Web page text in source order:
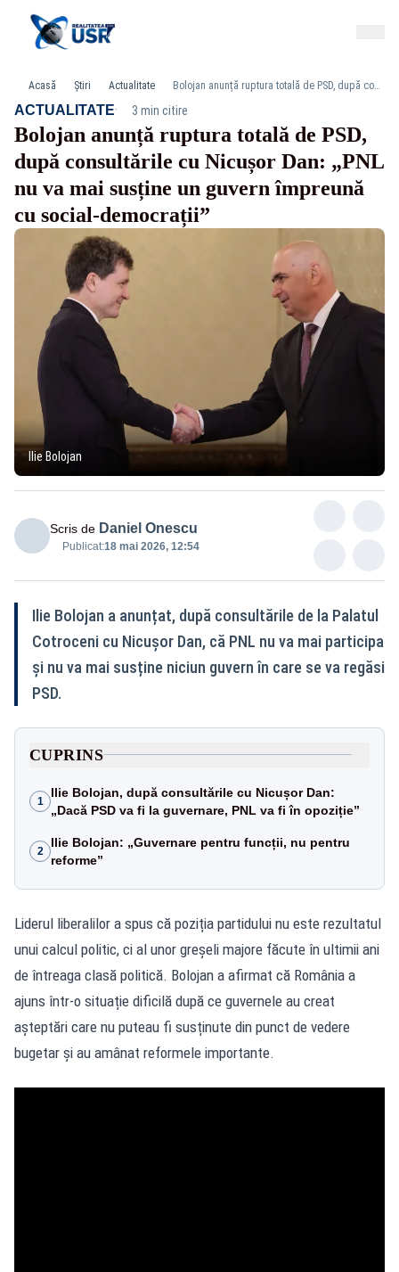
Acasă Știri Actualitate Bolojan anunță ruptura totală de PSD, după consultările cu Nicușor Dan: „PNL nu va mai susține un guvern împreună cu social-democrații”
ACTUALITATE· 3 min citire
Bolojan anunță ruptura totală de PSD,
după consultările cu Nicușor Dan: „PNL
nu va mai susține un guvern împreună
cu social-democrații”
Ilie Bolojan
Scris de Daniel Onescu
Publicat:18 mai 2026, 12:54
Ilie Bolojan a anunțat, după consultările de la Palatul
Cotroceni cu Nicușor Dan, că PNL nu va mai participa
și nu va mai susține niciun guvern în care se va regăsi
PSD.
CUPRINS
1
Ilie Bolojan, după consultările cu Nicușor Dan:
„Dacă PSD va fi la guvernare, PNL va fi în opoziție”
2
Ilie Bolojan: „Guvernare pentru funcții, nu pentru
reforme”
Liderul liberalilor a spus că poziția partidului nu este rezultatul
unui calcul politic, ci al unor greșeli majore făcute în ultimii ani
de întreaga clasă politică. Bolojan a afirmat că România a
ajuns într-o situație dificilă după ce guvernele au creat
așteptări care nu puteau fi susținute din punct de vedere
bugetar și au amânat reformele importante.